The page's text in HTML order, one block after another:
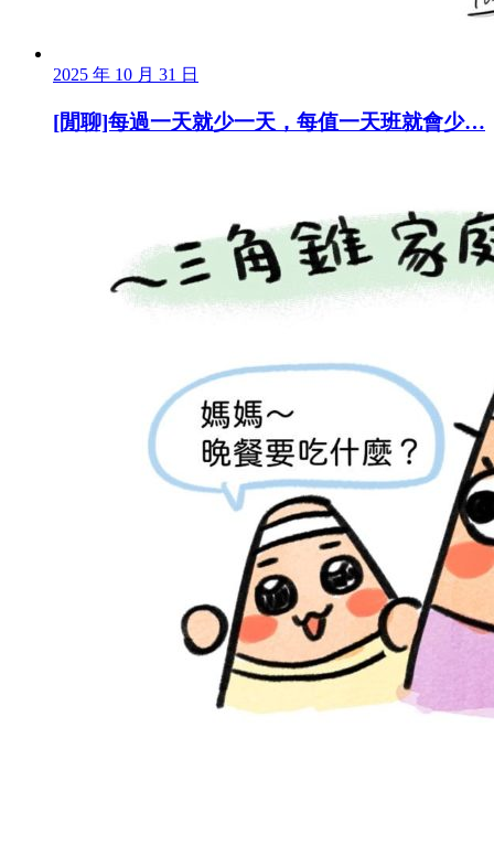
2025 年 10 月 31 日
[閒聊]每過一天就少一天，每值一天班就會少…